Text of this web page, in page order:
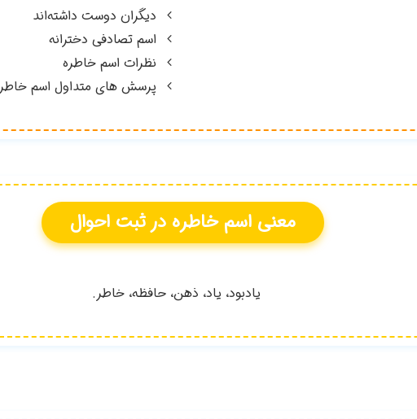
دیگران دوست داشته‌اند
اسم تصادفی دخترانه
نظرات اسم خاطره
پرسش های متداول اسم
معنی اسمخاطره در ثبت احوال
يادبود، ياد، ذهن، حافظه، خاطر.